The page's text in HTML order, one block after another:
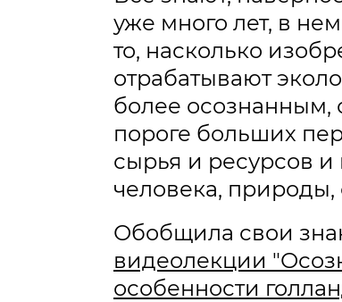
уже много лет, в
то, насколько
отрабатывают
более осознанным,
пороге больших
сырья и ресурсов
человека,
Обобщила свои
видеолекции
особенности